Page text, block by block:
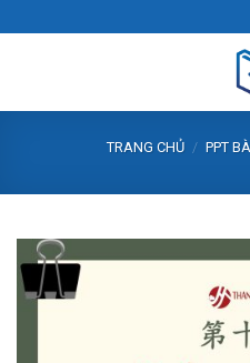
to
TRANG CHỦ / PPT